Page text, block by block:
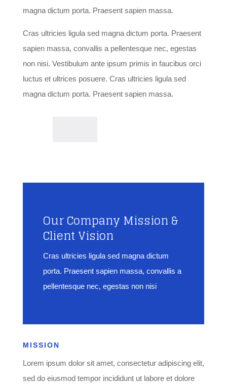
magna dictum porta. Praesent sapien massa.
Cras ultricies ligula sed magna dictum porta. Praesent
sapien massa, convallis a pellentesque nec, egestas
non nisi. Vestibulum ante ipsum primis in faucibus orci
luctus et ultrices posuere. Cras ultricies ligula sed
magna dictum porta. Praesent sapien massa.
Our Company Mission &
Client Vision
Cras ultricies ligula sed magna dictum
porta. Praesent sapien massa, convallis a
pellentesque nec, egestas non nisi
MISSION
Lorem ipsum dolor sit amet, consectetur adipiscing elit,
sed do eiusmod tempor incididunt ut labore et dolore